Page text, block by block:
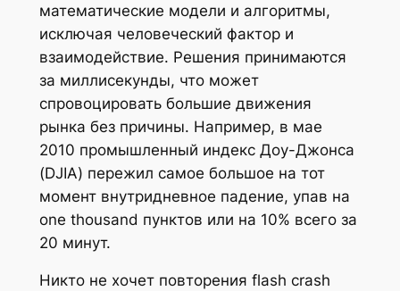
математические модели и алгоритмы,
исключая человеческий фактор и
взаимодействие. Решения принимаются
за миллисекунды, что может
спровоцировать большие движения
рынка без причины. Например, в мае
2010 промышленный индекс Доу-Джонса
(DJIA) пережил самое большое на тот
момент внутридневное падение, упав на
one thousand пунктов или на 10% всего за
20 минут.
Никто не хочет повторения flash crash